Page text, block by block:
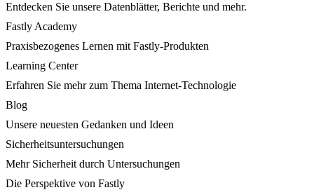
Entdecken Sie unsere Datenblätter, Berichte und mehr.
Fastly Academy
Praxisbezogenes Lernen mit Fastly-Produkten
Learning Center
Erfahren Sie mehr zum Thema Internet-Technologie
Blog
Unsere neuesten Gedanken und Ideen
Sicherheitsuntersuchungen
Mehr Sicherheit durch Untersuchungen
Die Perspektive von Fastly